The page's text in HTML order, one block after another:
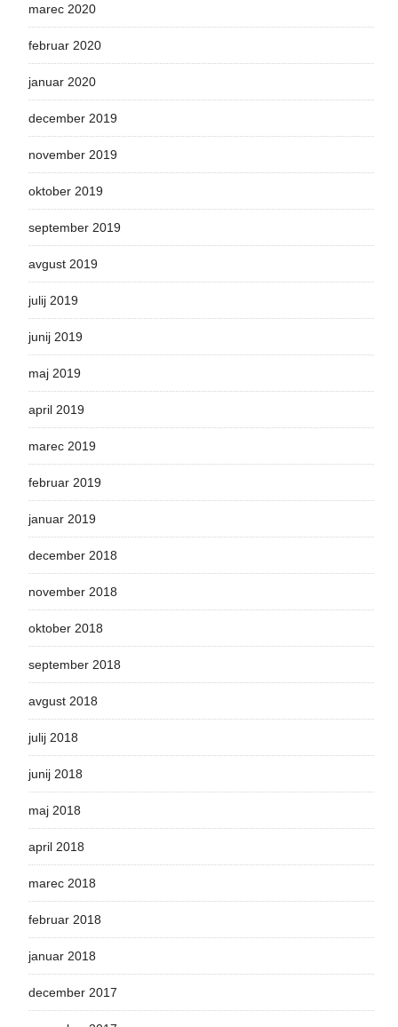
marec 2020
februar 2020
januar 2020
december 2019
november 2019
oktober 2019
september 2019
avgust 2019
julij 2019
junij 2019
maj 2019
april 2019
marec 2019
februar 2019
januar 2019
december 2018
november 2018
oktober 2018
september 2018
avgust 2018
julij 2018
junij 2018
maj 2018
april 2018
marec 2018
februar 2018
januar 2018
december 2017